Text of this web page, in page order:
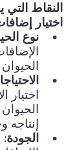
النقاط
اختيار
نوع
اختيار
إنتاجه
الجودة: